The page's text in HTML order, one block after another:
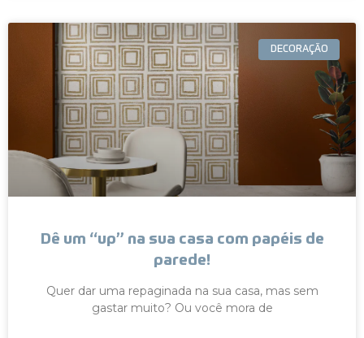
DECORAÇÃO
Dê um “up” na sua casa com papéis de
parede!
Quer dar uma repaginada na sua casa, mas sem
gastar muito? Ou você mora de